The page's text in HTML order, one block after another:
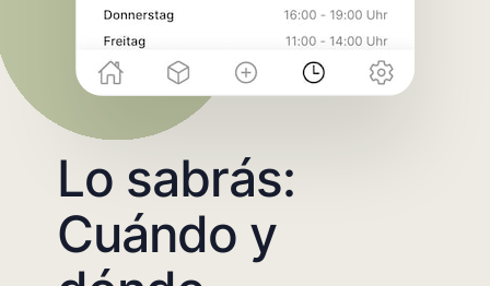
Lo sabrás:
Cuándo y